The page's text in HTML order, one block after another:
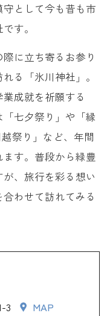
として今も昔も市
す。
に立ち寄るお参り
る「氷川神社」。
成就を祈願する
「七夕祭り」や「縁
祭り」など、年間
す。普段から緑豊
、旅行を彩る想い
わせて訪れてみる
3
MAP